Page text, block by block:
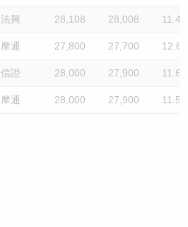
法興 28,108 28,008 11.4
摩通 27,800 27,700 12.6
信證 28,000 27,900 11.6
摩通 28,000 27,900 11.5